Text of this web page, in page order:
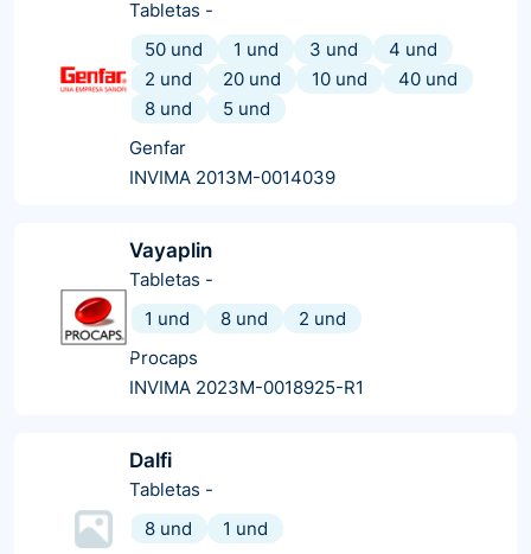
Tabletas -
50 und
1 und 3 und
4 und
2 und
20 und 10 und
40 und
8 und
5 und
Genfar
INVIMA 2013M-0014039
Vayaplin
Tabletas -
1 und
8 und
2 und
Procaps
INVIMA 2023M-0018925-R1
Dalfi
Tabletas -
8 und
1 und